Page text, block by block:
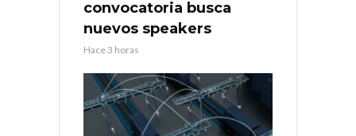
convocatoria busca
nuevos speakers
Hace 3 horas